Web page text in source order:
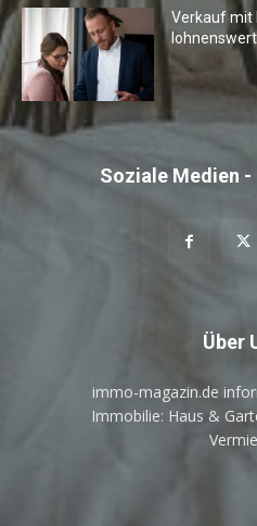
Verkauf mit
lohnenswert
Soziale Medien -
Über
immo-magazin.de
Immobilie: Haus &